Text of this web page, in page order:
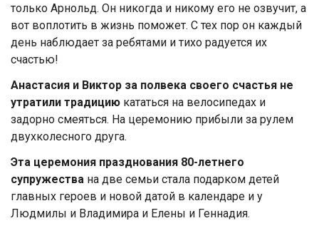
только Арнольд. Он никогда и никому его не озвучит, а
вот воплотить в жизнь поможет. С тех пор он каждый
день наблюдает за ребятами и тихо радуется их
счастью!
Анастасия и Виктор за полвека своего счастья не
утратили традицию кататься на велосипедах и
задорно смеяться. На церемонию прибыли за рулем
двухколесного друга.
Эта церемония празднования 80-летнего
супружества на две семьи стала подарком детей
главных героев и новой датой в календаре и у
Людмилы и Владимира и Елены и Геннадия.